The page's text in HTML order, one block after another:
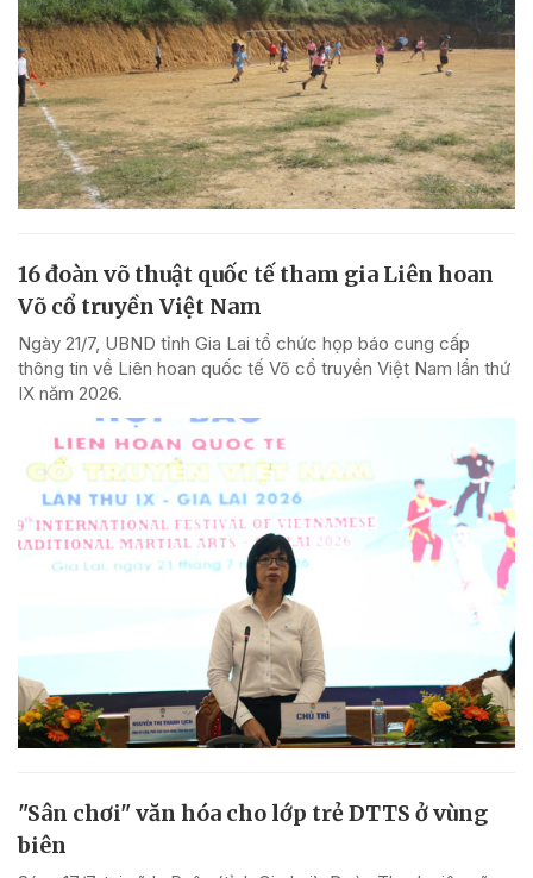
16 đoàn võ thuật quốc tế tham gia Liên hoan
Võ cổ truyền Việt Nam
Ngày 21/7, UBND tỉnh Gia Lai tổ chức họp báo cung cấp
thông tin về Liên hoan quốc tế Võ cổ truyền Việt Nam lần thứ
IX năm 2026.
"Sân chơi" văn hóa cho lớp trẻ DTTS ở vùng
biên